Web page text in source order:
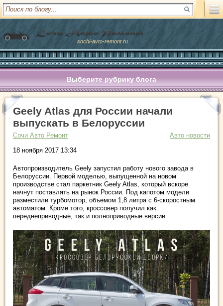
sochi-avto-remont.ru
Выберите рубрику блога
Geely Atlas для России начали
выпускать в Белоруссии
Сочи Авто Ремонт
Авто новости
18 ноября 2017 13:34
Автопроизводитель Geely запустил работу нового завода в
Белоруссии. Первой моделью, выпущенной на новом
производстве стал паркетник Geely Atlas, который вскоре
начнут поставлять на рынок России. Под капотом модели
разместили турбомотор, объемом 1,8 литра с 6-скоростным
автоматом. Кроме того, кроссовер получил как
переднеприводные, так и полноприводные версии.